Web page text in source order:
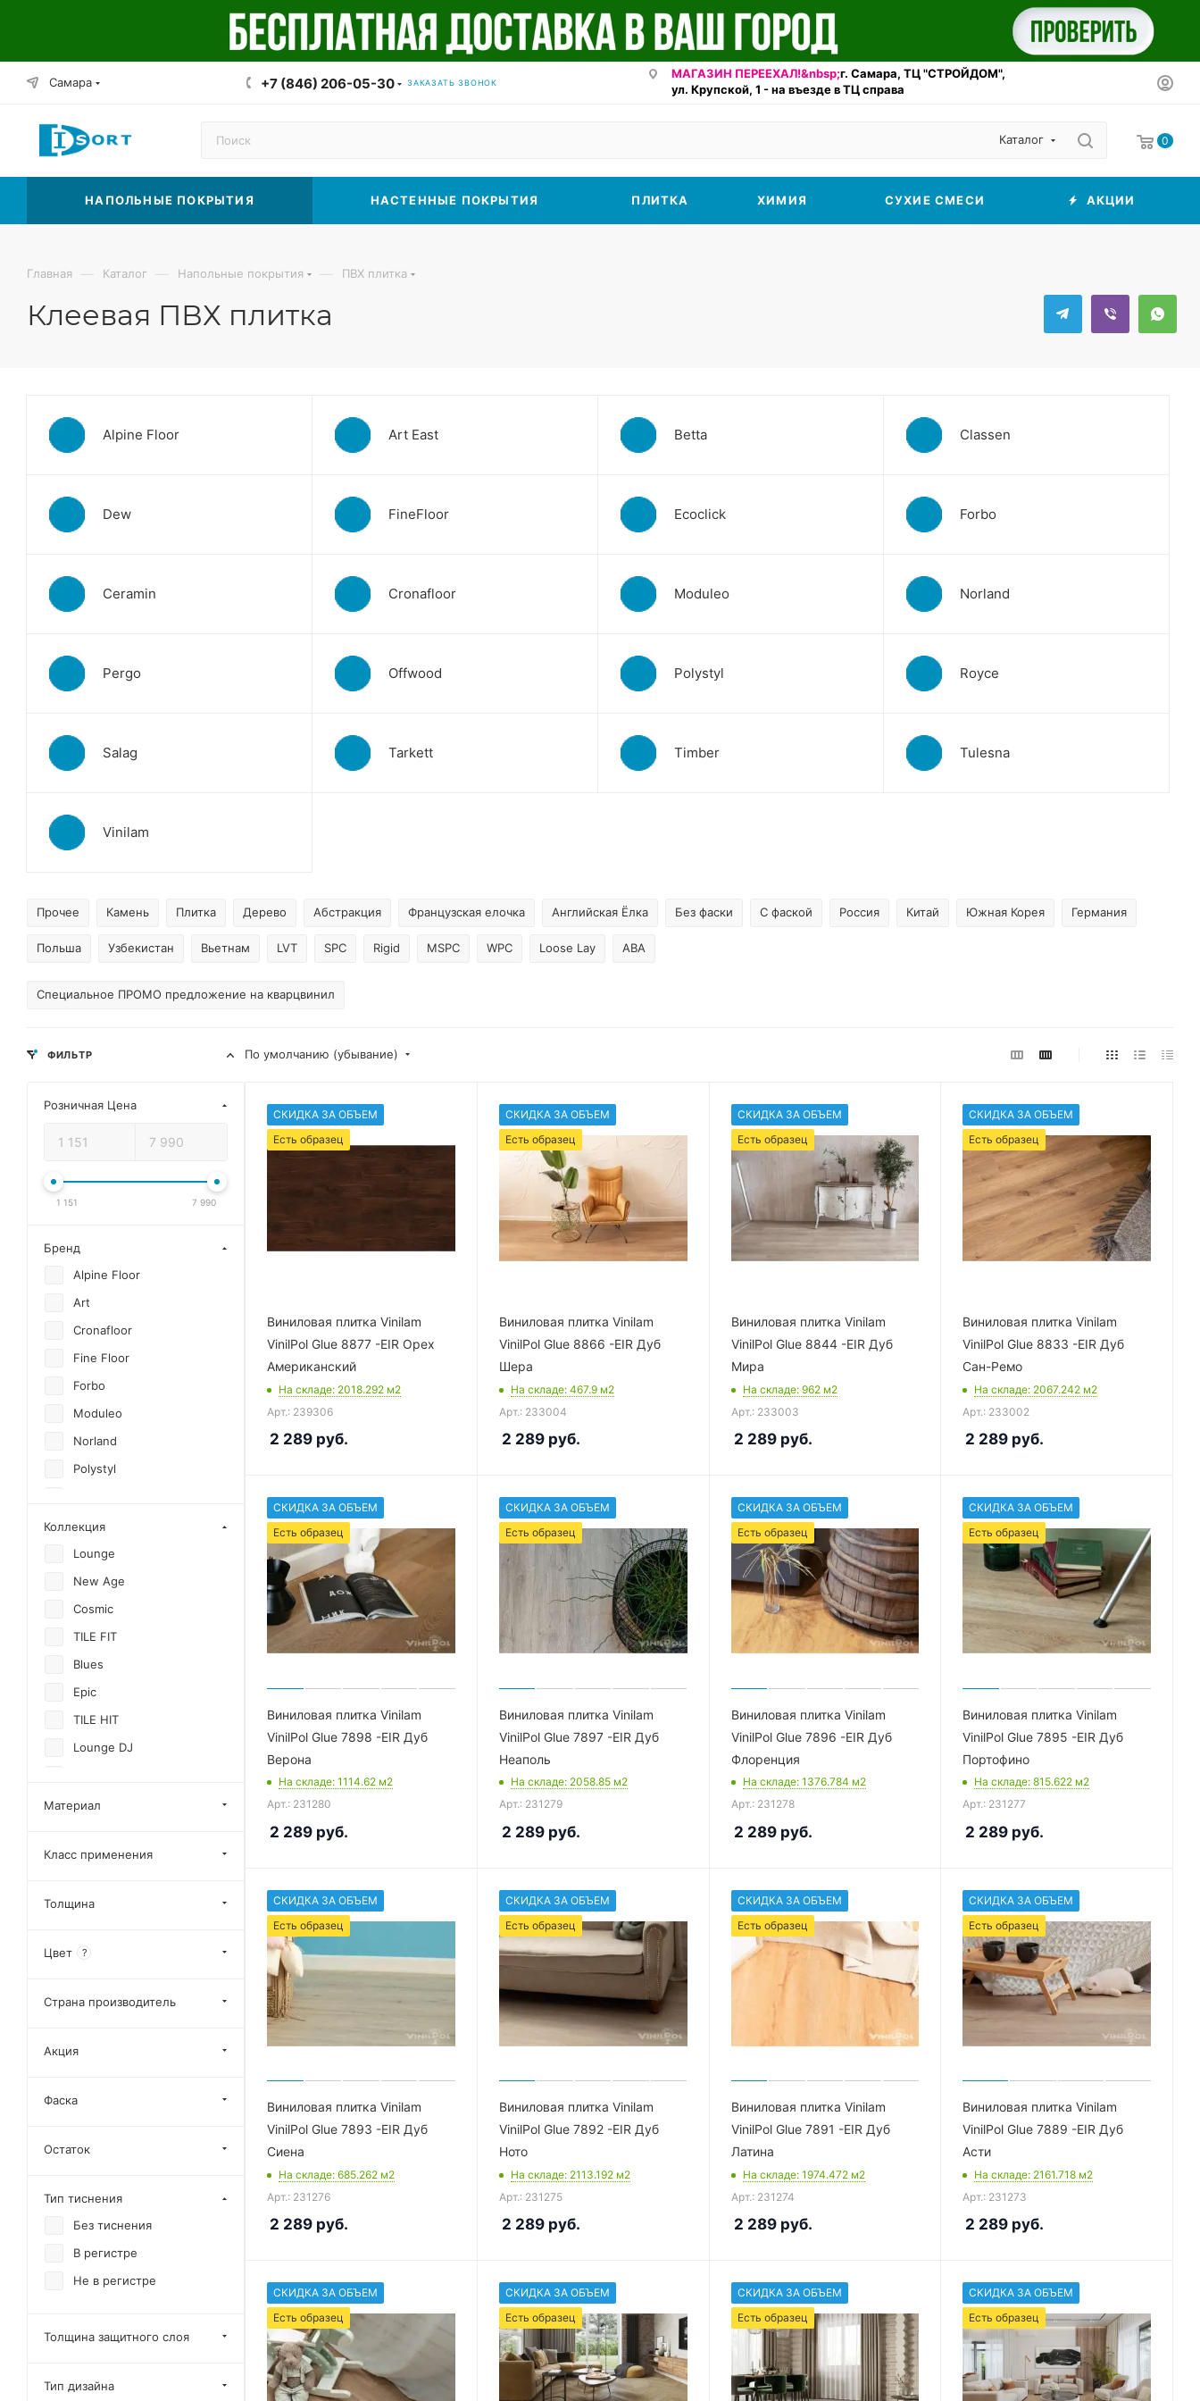
Самара +7 (846) 206-05-30 ЗАКАЗАТЬ ЗВОНОК
МАГАЗИН ПЕРЕЕХАЛ!&nbsp;г. Самара, ТЦ "СТРОЙДОМ",
ул. Крупской, 1 - на въезде в ТЦ справа
Каталог 0
НАПОЛЬНЫЕ ПОКРЫТИЯ НАСТЕННЫЕ ПОКРЫТИЯ ПЛИТКА ХИМИЯ СУХИЕ СМЕСИ АКЦИИ
Главная — Каталог — Напольные покрытия — ПВХ плитка
Клеевая ПВХ плитка
Alpine Floor Art East Betta Classen
Dew FineFloor Ecoclick Forbo
Ceramin Cronafloor Moduleo Norland
Pergo Offwood Polystyl Royce
Salag Tarkett Timber Tulesna
Vinilam
Прочее Камень Плитка Дерево Абстракция Французская елочка Английская Ёлка Без фаски С фаской Россия Китай Южная Корея Германия
Польша Узбекистан Вьетнам LVT SPC Rigid MSPC WPC Loose Lay ABA
Специальное ПРОМО предложение на кварцвинил
По умолчанию (убывание)
СКИДКА ЗА ОБЪЕМ
Есть образец
Виниловая плитка Vinilam
VinilPol Glue 8877 -EIR Орех
Американский
На складе: 2018.292 м2
Арт.: 239306
2 289 руб.
СКИДКА ЗА ОБЪЕМ
Есть образец
Виниловая плитка Vinilam
VinilPol Glue 8866 -EIR Дуб
Шера
На складе: 467.9 м2
Арт.: 233004
2 289руб.
СКИДКА ЗА ОБЪЕМ
Есть образец
Виниловая плитка Vinilam
VinilPol Glue 8844 -EIR Дуб
Мира
На складе: 962 м2
Арт.: 233003
2 289руб.
СКИДКА ЗА ОБЪЕМ
Есть образец
Виниловая плитка Vinilam
VinilPol Glue 8833 -EIR Дуб
Сан-Ремо
На складе: 2067.242 м2
Арт.: 233002
2 289 руб.
СКИДКА ЗА ОБЪЕМ
Есть образец
Виниловая плитка Vinilam
VinilPol Glue 7898 -EIR Дуб
Верона
На складе: 1114.62 м2
Арт.: 231280
2 289 руб.
СКИДКА ЗА ОБЪЕМ
Есть образец
Виниловая плитка Vinilam
VinilPol Glue 7897 -EIR Дуб
Неаполь
На складе: 2058.85 м2
Арт.: 231279
2 289руб.
СКИДКА ЗА ОБЪЕМ
Есть образец
Виниловая плитка Vinilam
VinilPol Glue 7896 -EIR Дуб
Флоренция
На складе: 1376.784 м2
Арт.: 231278
2 289руб.
СКИДКА ЗА ОБЪЕМ
Есть образец
Виниловая плитка Vinilam
VinilPol Glue 7895 -EIR Дуб
Портофино
На складе: 815.622 м2
Арт.: 231277
2 289 руб.
СКИДКА ЗА ОБЪЕМ
Есть образец
Виниловая плитка Vinilam
VinilPol Glue 7893 -EIR Дуб
Сиена
На складе: 685.262 м2
Арт.: 231276
2 289 руб.
СКИДКА ЗА ОБЪЕМ
Есть образец
Виниловая плитка Vinilam
VinilPol Glue 7892 -EIR Дуб
Ното
На складе: 2113.192 м2
Арт.: 231275
2 289руб.
СКИДКА ЗА ОБЪЕМ
Есть образец
Виниловая плитка Vinilam
VinilPol Glue 7891 -EIR Дуб
Латина
На складе: 1974.472 м2
Арт.: 231274
2 289руб.
СКИДКА ЗА ОБЪЕМ
Есть образец
Виниловая плитка Vinilam
VinilPol Glue 7889 -EIR Дуб
Асти
На складе: 2161.718 м2
Арт.: 231273
2 289 руб.
СКИДКА ЗА ОБЪЕМ
Есть образец
СКИДКА ЗА ОБЪЕМ
Есть образец
СКИДКА ЗА ОБЪЕМ
Есть образец
СКИДКА ЗА ОБЪЕМ
Есть образец
ФИЛЬТР
Розничная Цена
1 151 7 990
Бренд
Alpine Floor
Art
Cronafloor
Fine Floor
Forbo
Moduleo
Norland
Polystyl
Tarkett
Timber
Vinilam
Betta
Ecoclick
Tulesna
Коллекция
Lounge
New Age
Cosmic
TILE FIT
Blues
Epic
TILE HIT
Lounge DJ
Ceramo XXL Stone
Glue
Parquet LVT
Eco Rich Dryback
Eco Wood Dryback
Groove
Premium
Roots 40
Roots 55
Rich
Материал
Класс применения
Толщина
Цвет ?
Страна производитель
Акция
Фаска
Остаток
Тип тиснения
Без тиснения
В регистре
Не в регистре
Толщина защитного слоя
Тип дизайна